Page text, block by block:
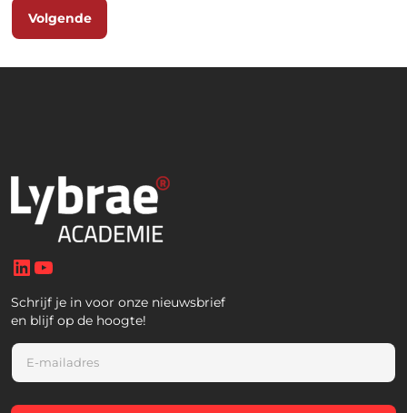
Volgende
LinkedIn
Schrijf je in voor onze nieuwsbrief
en blijf op de hoogte!
E
a
i